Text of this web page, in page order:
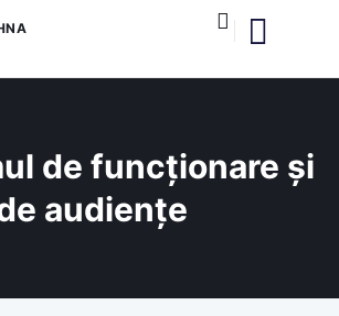
de funcționare și
audiențe